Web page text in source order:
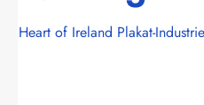
Heart of Ireland Plakat-